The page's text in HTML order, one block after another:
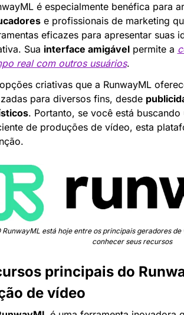
e profissionais de marketing
eficazes para apresentar suas
Sua interface amigável permite a
real com outros usuários.
criativas que a RunwayML
para diversos fins, desde
. Portanto, se você está buscando
de produções de vídeo, esta
RunwayML está hoje entre os principais geradores de
conhecer seus recursos
principais do
de vídeo